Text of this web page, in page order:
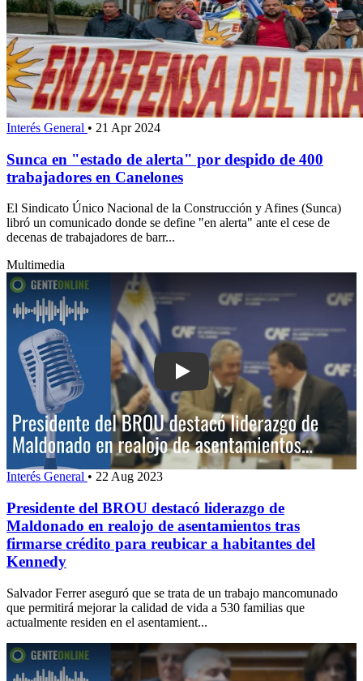
Interés General • 21 Apr 2024
Sunca en "estado de alerta" por despido de 400
trabajadores en Canelones
El Sindicato Único Nacional de la Construcción y Afines (Sunca)
libró un comunicado donde se define "en alerta" ante el cese de
decenas de trabajadores de barr...
Multimedia
Play: Presidente del BROU destacó
Interés General • 22 Aug 2023
Presidente del BROU destacó liderazgo de
Maldonado en realojo de asentamientos tras
firmarse crédito para reubicar a habitantes del
Kennedy
Salvador Ferrer aseguró que se trata de un trabajo mancomunado
que permitirá mejorar la calidad de vida a 530 familias que
actualmente residen en el asentamient...